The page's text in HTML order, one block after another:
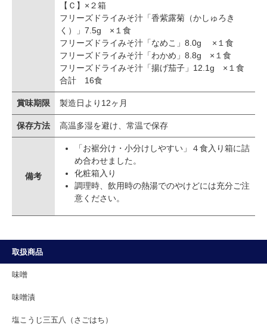
【Ｃ】×２箱
フリーズドライみそ汁「香紫露菊（かしゅろき
く）」7.5g ×１食
フリーズドライみそ汁「なめこ」8.0g ×１食
フリーズドライみそ汁「わかめ」8.8g ×１食
フリーズドライみそ汁「揚げ茄子」12.1g ×１食
合計 16食
賞味期限 製造日より12ヶ月
保存方法 高温多湿を避け、常温で保存
備考
「お裾分け・小分けしやすい」４食入り箱に詰
め合わせました。
化粧箱入り
調理時、飲用時の熱湯でのやけどには充分ご注
意ください。
取扱商品
味噌
味噌漬
塩こうじ三五八（さごはち）